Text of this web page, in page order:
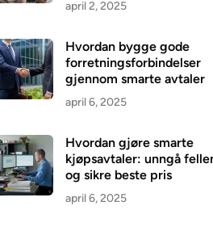
april 2, 2025
Hvordan bygge gode
forretningsforbindelser
gjennom smarte avtaler
april 6, 2025
Hvordan gjøre smarte
kjøpsavtaler: unngå
og sikre beste pris
april 6, 2025